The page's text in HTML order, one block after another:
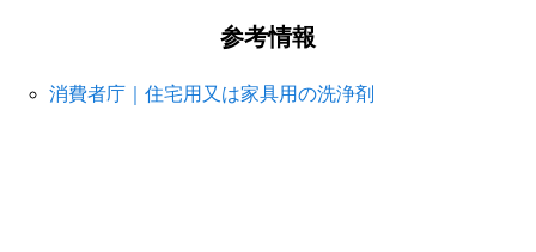
参考情報
消費者庁｜住宅用又は家具用の洗浄剤